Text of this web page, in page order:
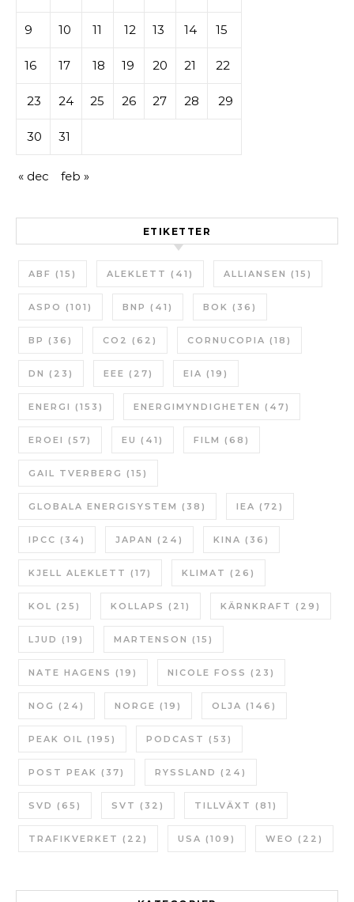
9 10 11 12 13 14 15
16 17 18 19 20 21 22
23 24 25 26 27 28 29
30 31
« dec feb »
ETIKETTER
ABF (15) ALEKLETT (41) ALLIANSEN (15)
ASPO (101) BNP (41) BOK (36)
BP (36) CO2 (62) CORNUCOPIA (18)
DN (23) EEE (27) EIA (19)
ENERGI (153) ENERGIMYNDIGHETEN (47)
EROEI (57) EU (41) FILM (68)
GAIL TVERBERG (15)
GLOBALA ENERGISYSTEM (38) IEA (72)
IPCC (34) JAPAN (24) KINA (36)
KJELL ALEKLETT (17) KLIMAT (26)
KOL (25) KOLLAPS (21) KÄRNKRAFT (29)
LJUD (19) MARTENSON (15)
NATE HAGENS (19) NICOLE FOSS (23)
NOG (24) NORGE (19) OLJA (146)
PEAK OIL (195) PODCAST (53)
POST PEAK (37) RYSSLAND (24)
SVD (65) SVT (32) TILLVÄXT (81)
TRAFIKVERKET (22) USA (109) WEO (22)